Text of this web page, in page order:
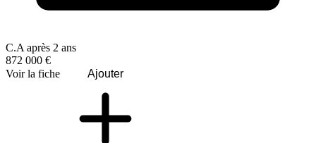
C.A après 2 ans
872 000 €
Voir la fiche
Ajouter